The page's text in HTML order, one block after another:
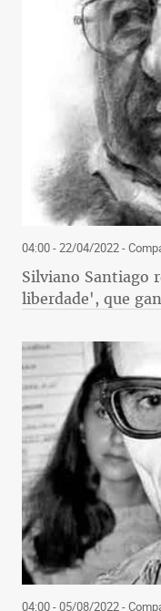
04:00 - 22/04/2022-
Silviano Santiago
liberdade', que
04:00 - 05/08/2022-